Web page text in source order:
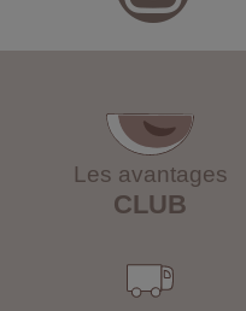
Les avantages
CLUB